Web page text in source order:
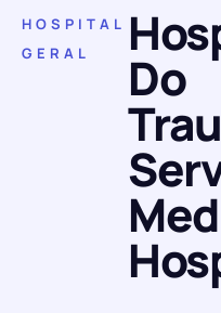
HOSPITAL
GERAL
Do